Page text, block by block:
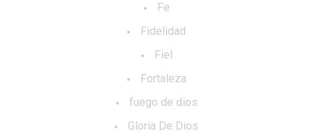
Fe
Fidelidad
Fiel
Fortaleza
fuego de dios
Gloria De Dios